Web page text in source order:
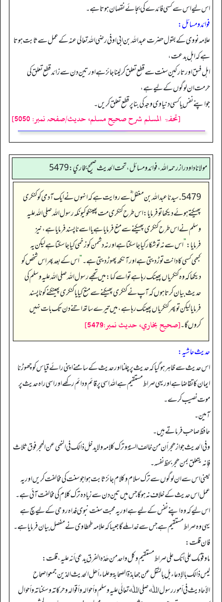
اس لیے اس سے کسی فائدے کی بجائے نقصان ہوتا ہے۔
فوائد ومسائل:
علامہ نووی کے بقول حضرت عبداللہ بن ابی اوفی رضی اللہ تعالی عنہ کے عمل سے ثابت ہوتا
ہے کہ اہل بدعت،
اہل فسق اور تارکین سنت سے قطع تعلق کر لینا جائز ہے اور تین دن سے زائد قطع تعلق کی
حرمت ان لوگوں کے لیے ہے،
جو اپنے نفس یا کسی دنیاوی وجہ کی بنا پر قطع تعلق کریں۔
[تحفۃ المسلم شرح صحیح مسلم، حدیث/صفحہ نمبر: 5050]
مولانا داود راز رحمه الله، فوائد و مسائل، تحت الحديث صحيح بخاري: 5479
5479. سیدنا عبداللہ بن مغفل ؓ سے روایت ہے کہ انہوں نے ایک آدمی کو کنکری
پھیکتے ہوئے دیکھا تو فرمایا: اس طرح کنکری مت پھینکو کیونکہ رسول اللہ صلی اللہ علیہ
وسلم نے اس طرح کنکری پھیکنے سے منع فرمایا ہے یا اسے ناپسند فرمایا ہے، نیز
فرمایا:”اس سے نہ تو شکار کیا جاسکتا ہے اور نہ دشمن کو زخمی کیا جا سکتا ہے لیکن یہ
کبھی کسی کا دانت توڑ دیتی ہے اور آنکھ پھوڑ دیتی ہے۔“اس کے بعد پھر اس شخص کو
دیکھا کہ وہ کنکریاں پھینک رہا ہے تو اسے کہا: میں تجھے رسول اللہ صلی اللہ علیہ وسلم کی
حدیث بیان کرتا ہوں کہ آپ نے کنکری پھیکنےسے منع کیا یا کنکری پھینکنے کو ناپسند
فرمایا لیکن تو پھر کنکریاں پھینک رہا ہے، میں تیرے ساتھ اتنے دن تک بات نہیں
کروں گا۔[صحيح بخاري، حديث نمبر:5479]
حدیث حاشیہ:
اس حدیث سے ظاہر ہو گیا کہ حدیث پر چلنا اور حدیث کے سامنے اپنی رائے قیاس کو چھوڑنا
ایمان کا تقاضا ہے اور یہی صراط مستقیم ہے اللہ اسی پر قائم و دائم رکھے اور اسی راہ حدیث پر
موت نصیب کرے۔
آمین۔
حافظ صاحب فرماتے ہیں۔
و في الحدیث جواز ھجر أن من خالف السنة و ترك کلامه ولا یدخل ذالك في النھي عن الھجر فوق ثلاث
فإنه یتعلق بمن ھجر بحظ نفسه۔
یعنی اس سے ان لوگوں سے ترک سلام و کلام جائز ثابت ہوا جو سنت کی مخالفت کریں اور یہ
عمل اس حدیث کے خلاف نہ ہوگا جس میں تین دن سے زیادہ ترک کلام کی مخالفت آئی ہے۔
اس لیے کہ وہ اپنے نفس کے لیے ہے اور یہ محبت سنت نبوی فداہ روحی کے لیے سچ ہے
یہی وہ صراط مستقیم ہے جس سے خدا ملے گا جیسا کہ علامہ طحطاوی نے مفصل بیان فرمایا ہے۔
فان قلت:
ماوقومک علی أنك علی صراط مستقیم و کل واحدمن ھٰذہ الفرق یدعي أنه علیه، قلت:
لیس ذالك بالإدعاء بل بالنّقل عن جھابذة الصحابة و علماء أھل الحدیث الذین جمعوا صحاح
الأحادیث في أمور رسول اﷲصلی اﷲتعالٰی علیه وسلم وأحواله وأقواله و حرکاته و سکناته و أحوال